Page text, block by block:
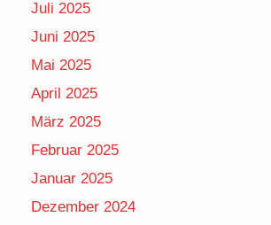
Juli 2025
Juni 2025
Mai 2025
April 2025
März 2025
Februar 2025
Januar 2025
Dezember 2024